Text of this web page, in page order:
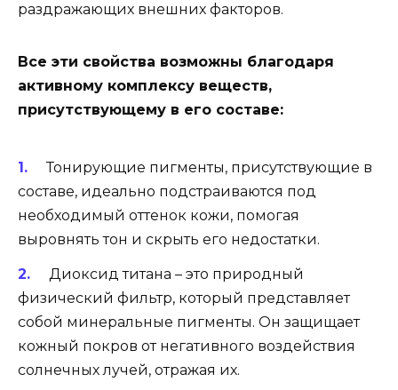
раздражающих внешних факторов.
Все эти свойства возможны благодаря
активному комплексу веществ,
присутствующему в его составе:
Тонирующие пигменты, присутствующие в
составе, идеально подстраиваются под
необходимый оттенок кожи, помогая
выровнять тон и скрыть его недостатки.
Диоксид титана – это природный
физический фильтр, который представляет
собой минеральные пигменты. Он защищает
кожный покров от негативного воздействия
солнечных лучей, отражая их.